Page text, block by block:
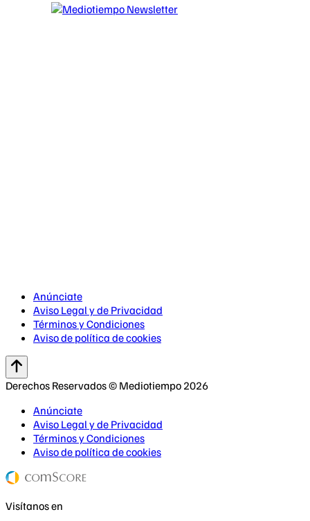
Anúnciate
Aviso Legal y de Privacidad
Términos y Condiciones
Aviso de política de cookies
Derechos Reservados © Mediotiempo 2026
Anúnciate
Aviso Legal y de Privacidad
Términos y Condiciones
Aviso de política de cookies
Visítanos en